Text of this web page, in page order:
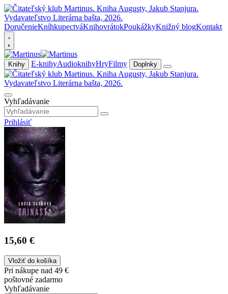
DoručenieKníhkupectváKnihovrátokPoukážkyKnižný blogKontakt
Knihy E-knihyAudioknihyHryFilmy Doplnky
Vyhľadávanie
Prihlásiť
15,60 €
Vložiť do košíka
Pri nákupe nad 49 €
poštovné zadarmo
Vyhľadávanie